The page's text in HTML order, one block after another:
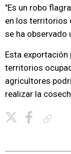
"Es un robo
en los territorios
se ha observado
Esta
territorios
agricultores
realizar la